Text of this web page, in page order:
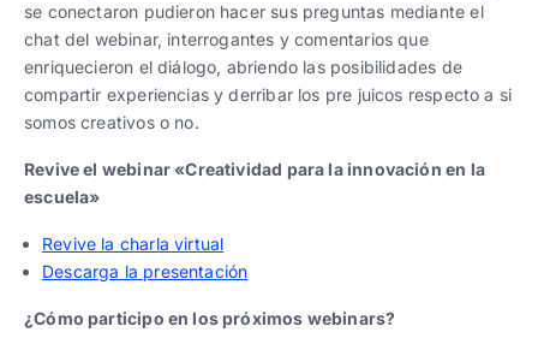
se conectaron pudieron hacer sus preguntas mediante el
chat del webinar, interrogantes y comentarios que
enriquecieron el diálogo, abriendo las posibilidades de
compartir experiencias y derribar los pre juicos respecto a si
somos creativos o no.
Revive el webinar «Creatividad para la innovación en la
escuela»
Revive la charla virtual
Descarga la presentación
¿Cómo participo en los próximos webinars?